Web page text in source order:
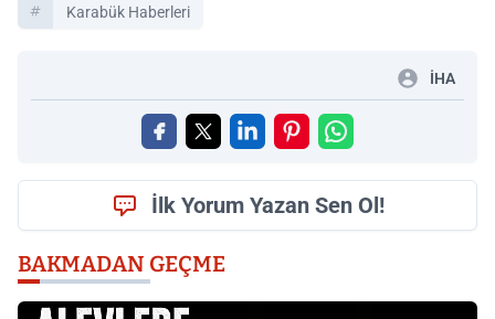
Karabük Haberleri
İHA
İlk Yorum Yazan Sen Ol!
BAKMADAN GEÇME